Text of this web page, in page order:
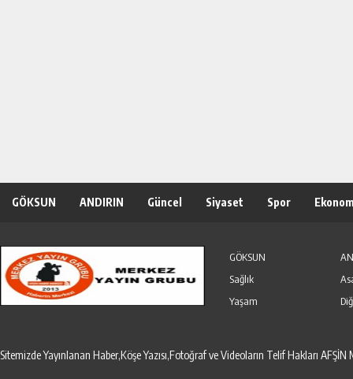
GÖKSUN ANDIRIN Güncel Siyaset Spor
GÖKSUN
Sağlık
Yaşam
Sitemizde Yayınlanan Haber,Köşe Yazısı,Fotoğraf ve Videoların Telif Hakları